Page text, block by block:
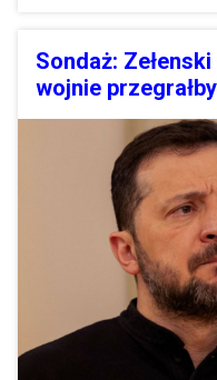
Sondaż:
wojnie